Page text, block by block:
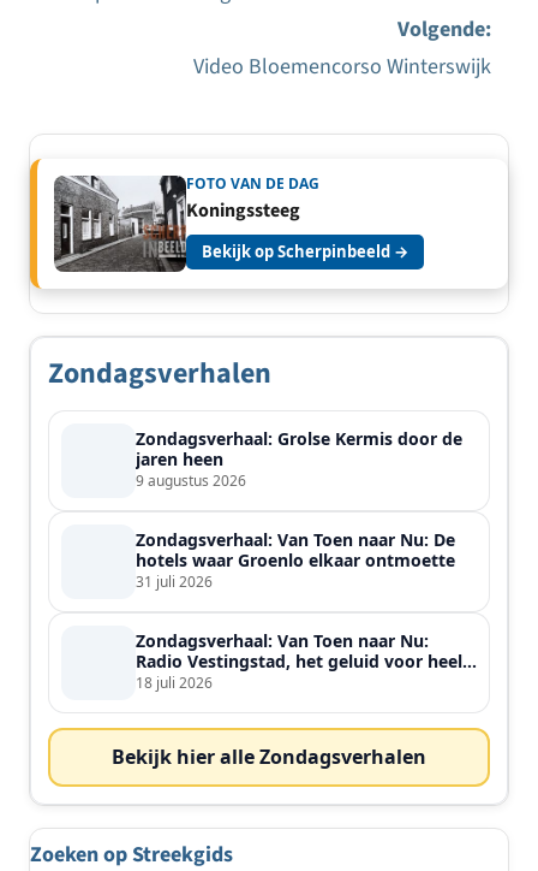
Bericht
Volgende:
Video Bloemencorso Winterswijk
FOTO VAN DE DAG
Koningssteeg
Bekijk op Scherpinbeeld →
Zondagsverhalen
Zondagsverhaal: Grolse Kermis door de
jaren heen
9 augustus 2026
Zondagsverhaal: Van Toen naar Nu: De
hotels waar Groenlo elkaar ontmoette
31 juli 2026
Zondagsverhaal: Van Toen naar Nu:
Radio Vestingstad, het geluid voor heel
de streek
18 juli 2026
Bekijk hier alle Zondagsverhalen
Zoeken op Streekgids